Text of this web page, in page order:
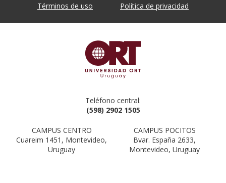
Términos de uso Política de privacidad
Teléfono central:
(598) 2902 1505
CAMPUS CENTRO
Cuareim 1451, Montevideo,
Uruguay
CAMPUS POCITOS
Bvar. España 2633,
Montevideo, Uruguay